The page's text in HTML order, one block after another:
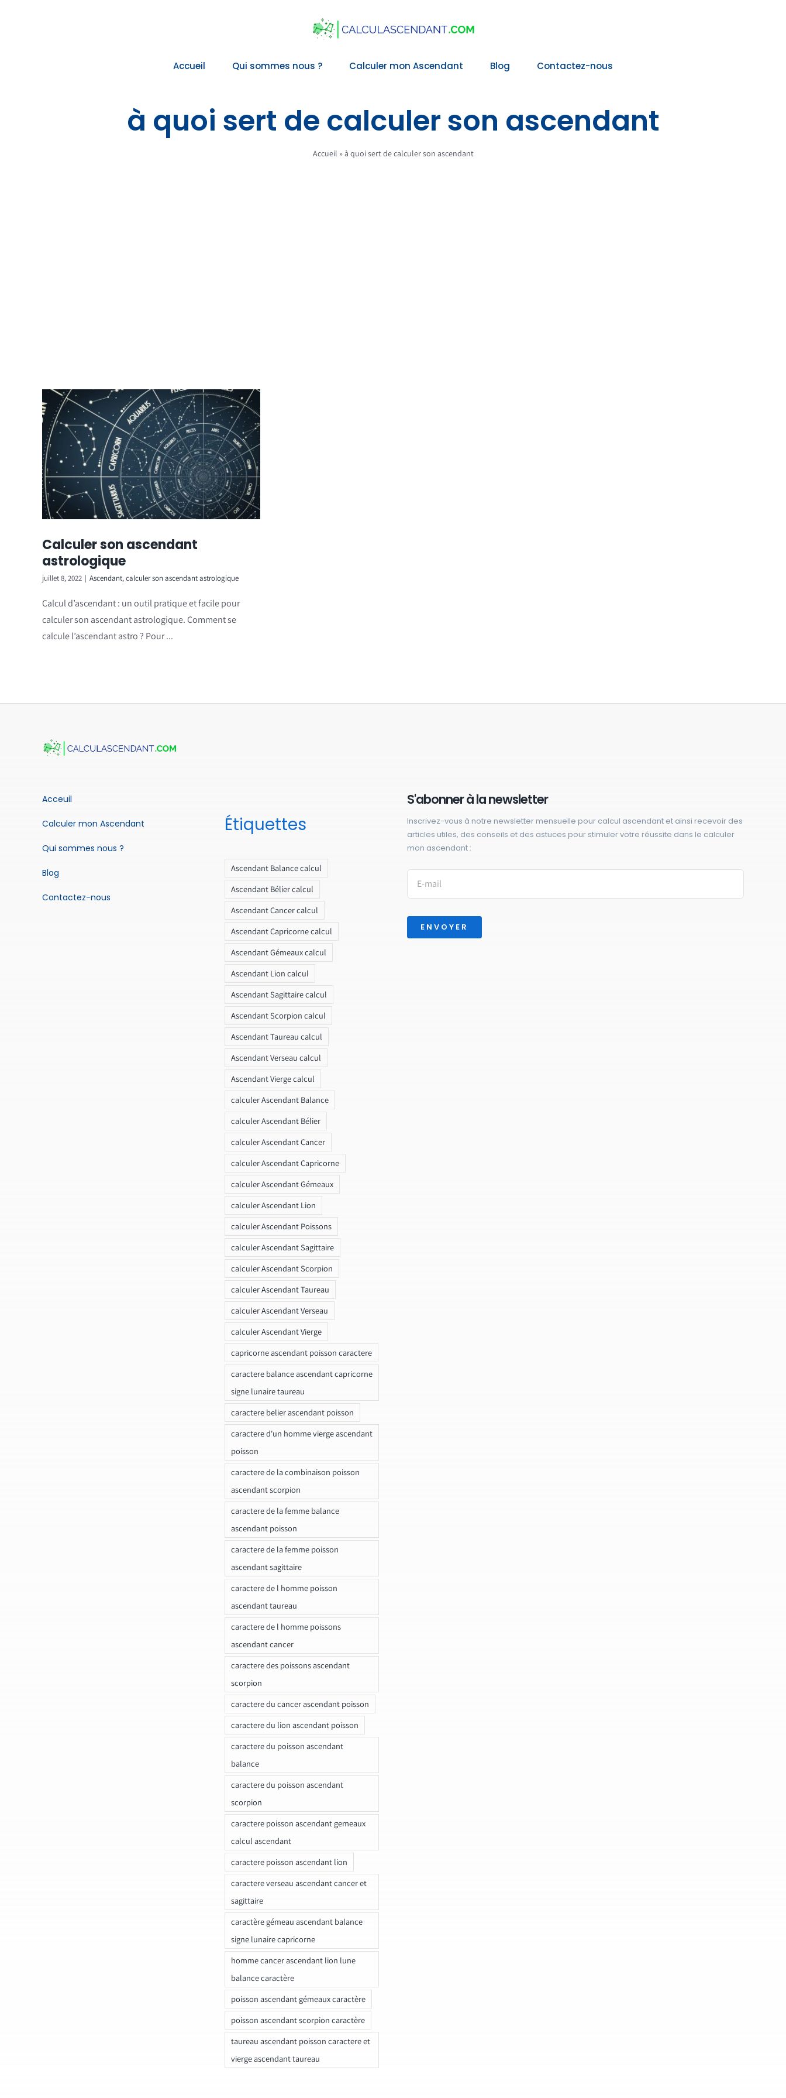
Accueil Qui sommes nous ? Calculer mon Ascendant Blog Contactez-nous
à quoi sert de calculer son ascendant
Accueil »à quoi sert de calculer son ascendant
Calculer son ascendant
astrologique
juillet 8, 2022 | Ascendant,calculer son ascendant astrologique
Calcul d’ascendant : un outil pratique et facile pour
calculer son ascendant astrologique. Comment se
calcule l’ascendant astro ? Pour ...
Acceuil
Calculer mon Ascendant
Qui sommes nous ?
Blog
Contactez-nous
Étiquettes
Ascendant Balance calcul
Ascendant Bélier calcul
Ascendant Cancer calcul
Ascendant Capricorne calcul
Ascendant Gémeaux calcul
Ascendant Lion calcul
Ascendant Sagittaire calcul
Ascendant Scorpion calcul
Ascendant Taureau calcul
Ascendant Verseau calcul
Ascendant Vierge calcul
calculer Ascendant Balance
calculer Ascendant Bélier
calculer Ascendant Cancer
calculer Ascendant Capricorne
calculer Ascendant Gémeaux
calculer Ascendant Lion
calculer Ascendant Poissons
calculer Ascendant Sagittaire
calculer Ascendant Scorpion
calculer Ascendant Taureau
calculer Ascendant Verseau
calculer Ascendant Vierge
capricorne ascendant poisson caractere
caractere balance ascendant capricorne
signe lunaire taureau
caractere belier ascendant poisson
caractere d'un homme vierge ascendant
poisson
caractere de la combinaison poisson
ascendant scorpion
caractere de la femme balance
ascendant poisson
caractere de la femme poisson
ascendant sagittaire
caractere de l homme poisson
ascendant taureau
caractere de l homme poissons
ascendant cancer
caractere des poissons ascendant
scorpion
caractere du cancer ascendant poisson
caractere du lion ascendant poisson
caractere du poisson ascendant
balance
caractere du poisson ascendant
scorpion
caractere poisson ascendant gemeaux
calcul ascendant
caractere poisson ascendant lion
caractere verseau ascendant cancer et
sagittaire
caractère gémeau ascendant balance
signe lunaire capricorne
homme cancer ascendant lion lune
balance caractère
poisson ascendant gémeaux caractère
poisson ascendant scorpion caractère
taureau ascendant poisson caractere et
vierge ascendant taureau
S'abonner à la newsletter
Inscrivez-vous à notre newsletter mensuelle pour calcul ascendant et ainsi recevoir des
articles utiles, des conseils et des astuces pour stimuler votre réussite dans le calculer
mon ascendant :
ENVOYER